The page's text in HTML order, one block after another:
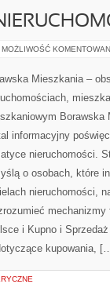
MOŻLIWOŚĆ
Mieszkania –
Borawska
informacyjny
nieruchomości.
o osobach, które
nieruchomości,
mechanizmy
i Kupno i
kupowania,